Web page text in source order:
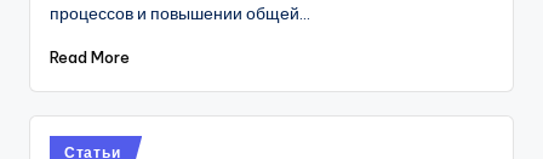
процессов и повышении общей…
Read More
Posted
Статьи